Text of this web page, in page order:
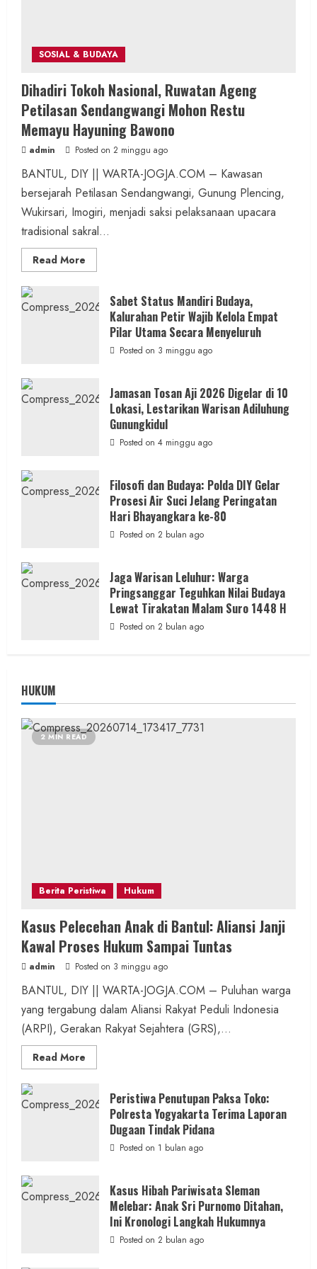
SOSIAL & BUDAYA
Dihadiri Tokoh Nasional, Ruwatan Ageng
Petilasan Sendangwangi Mohon Restu
Memayu Hayuning Bawono
admin Posted on 2 minggu ago
BANTUL, DIY || WARTA-JOGJA.COM – Kawasan
bersejarah Petilasan Sendangwangi, Gunung Plencing,
Wukirsari, Imogiri, menjadi saksi pelaksanaan upacara
tradisional sakral...
Read More
more
Tokoh
Nasional,
Ruwatan
Ageng
Petilasan
Sendangwangi
Hayuning
Bawono
Sabet Status Mandiri Budaya,
Kalurahan Petir Wajib Kelola Empat
Pilar Utama Secara Menyeluruh
Posted on 3 minggu ago
Jamasan Tosan Aji 2026 Digelar di 10
Lokasi, Lestarikan Warisan Adiluhung
Gunungkidul
Posted on 4 minggu ago
Filosofi dan Budaya: Polda DIY Gelar
Prosesi Air Suci Jelang Peringatan
Hari Bhayangkara ke-80
Posted on 2 bulan ago
Jaga Warisan Leluhur: Warga
Pringsanggar Teguhkan Nilai Budaya
Lewat Tirakatan Malam Suro 1448 H
Posted on 2 bulan ago
HUKUM
2 MIN READ
Berita Peristiwa Hukum
Kasus Pelecehan Anak di Bantul: Aliansi Janji
Kawal Proses Hukum Sampai Tuntas
admin Posted on 3 minggu ago
BANTUL, DIY || WARTA-JOGJA.COM – Puluhan warga
yang tergabung dalam Aliansi Rakyat Peduli Indonesia
(ARPI), Gerakan Rakyat Sejahtera (GRS),...
Read More
more
Pelecehan
Anak
Bantul:
Aliansi
Sampai
Tuntas
Peristiwa Penutupan Paksa Toko:
Polresta Yogyakarta Terima Laporan
Dugaan Tindak Pidana
Posted on 1 bulan ago
Kasus Hibah Pariwisata Sleman
Melebar: Anak Sri Purnomo Ditahan,
Ini Kronologi Langkah Hukumnya
Posted on 2 bulan ago